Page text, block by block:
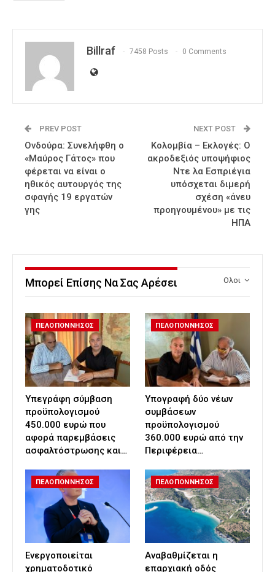
Billraf 7458 Posts 0 Comments
PREV POST
Ονδούρα: Συνελήφθη ο
«Μαύρος Γάτος» που
φέρεται να είναι ο
ηθικός αυτουργός της
σφαγής 19 εργατών
γης
NEXT POST
Κολομβία – Εκλογές: Ο
ακροδεξιός υποψήφιος
Ντε λα Εσπριέγια
υπόσχεται διμερή
σχέση «άνευ
προηγουμένου» με τις
ΗΠΑ
Ολοι
Μπορεί Επίσης Να Σας Αρέσει
ΠΕΛΟΠΟΝΝΗΣΟΣ
Υπεγράφη σύμβαση
προϋπολογισμού
450.000 ευρώ που
αφορά παρεμβάσεις
ασφαλτόστρωσης και…
ΠΕΛΟΠΟΝΝΗΣΟΣ
Υπογραφή δύο νέων
συμβάσεων
προϋπολογισμού
360.000 ευρώ από την
Περιφέρεια…
ΠΕΛΟΠΟΝΝΗΣΟΣ
Ενεργοποιείται
χρηματοδοτικό
ΠΕΛΟΠΟΝΝΗΣΟΣ
Αναβαθμίζεται η
επαρχιακή οδός